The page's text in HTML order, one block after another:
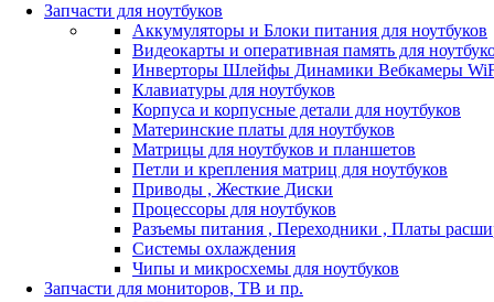
Запчасти для ноутбуков
Аккумуляторы и Блоки питания для ноутбуков
Видеокарты и оперативная память для
Инверторы Шлейфы Динамики Вебкамеры
Клавиатуры для ноутбуков
Корпуса и корпусные детали для ноутбуков
Материнские платы для ноутбуков
Матрицы для ноутбуков и планшетов
Петли и крепления матриц для ноутбуков
Приводы , Жесткие Диски
Процессоры для ноутбуков
Разъемы питания , Переходники , Платы
Системы охлаждения
Чипы и микросхемы для ноутбуков
Запчасти для мониторов, ТВ и пр.